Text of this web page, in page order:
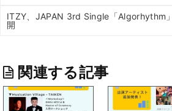
ITZY、JAPAN 3rd Single「Algorhythm
開
関連する記事